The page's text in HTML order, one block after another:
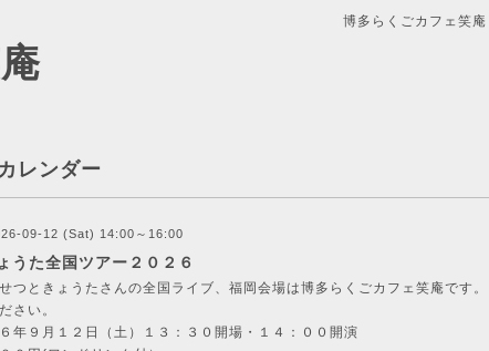
博多らくごカフェ笑庵
レンダー
09-12 (Sat) 14:00～16:00
うた全国ツアー２０２６
つときょうたさんの全国ライブ、福岡会場は博多らくごカフェ笑庵です。
さい。
年９月１２日（土）１３：３０開場・１４：００開演